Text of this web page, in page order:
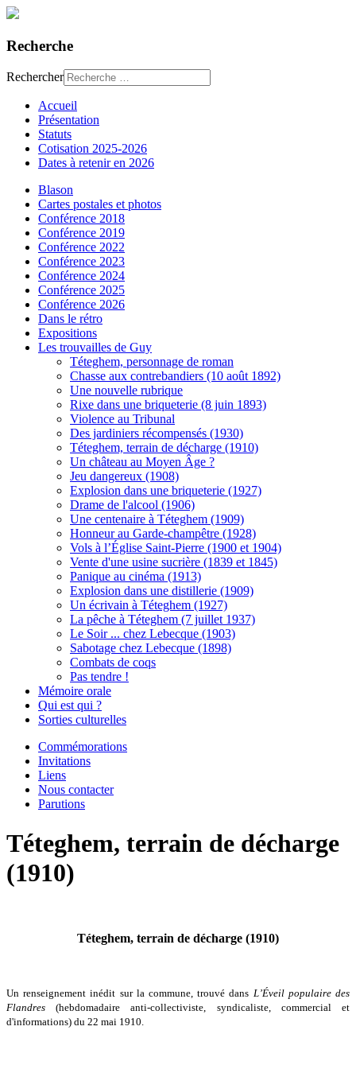
Recherche
Rechercher
Accueil
Présentation
Statuts
Cotisation 2025-2026
Dates à retenir en 2026
Blason
Cartes postales et photos
Conférence 2018
Conférence 2019
Conférence 2022
Conférence 2023
Conférence 2024
Conférence 2025
Conférence 2026
Dans le rétro
Expositions
Les trouvailles de Guy
Téteghem, personnage de roman
Chasse aux contrebandiers (10 août 1892)
Une nouvelle rubrique
Rixe dans une briqueterie (8 juin 1893)
Violence au Tribunal
Des jardiniers récompensés (1930)
Téteghem, terrain de décharge (1910)
Un château au Moyen Âge ?
Jeu dangereux (1908)
Explosion dans une briqueterie (1927)
Drame de l'alcool (1906)
Une centenaire à Téteghem (1909)
Honneur au Garde-champêtre (1928)
Vols à l’Église Saint-Pierre (1900 et 1904)
Vente d'une usine sucrière (1839 et 1845)
Panique au cinéma (1913)
Explosion dans une distillerie (1909)
Un écrivain à Téteghem (1927)
La pêche à Téteghem (7 juillet 1937)
Le Soir ... chez Lebecque (1903)
Sabotage chez Lebecque (1898)
Combats de coqs
Pas tendre !
Mémoire orale
Qui est qui ?
Sorties culturelles
Commémorations
Invitations
Liens
Nous contacter
Parutions
Téteghem, terrain de décharge
(1910)
Téteghem, terrain de décharge (1910)
Un renseignement inédit sur la commune, trouvé dans L’Éveil populaire des
Flandres(hebdomadaire anti-collectiviste, syndicaliste, commercial et
d'informations) du 22 mai 1910.